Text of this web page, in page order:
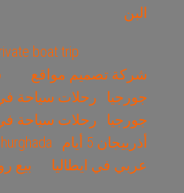
البن
boat trip
شركة تصميم مواقع
جورجيا
رحلات سياحة
جورجيا
رحلات سياحة
أذربيجان 5 أيام
عربي في ايطاليا
بيع